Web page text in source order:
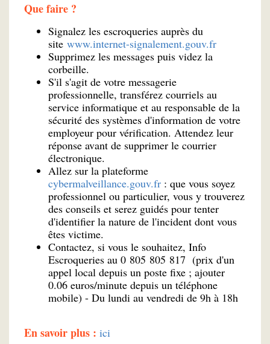
Que faire ?
Signalez les escroqueries auprès du
site www.internet-signalement.gouv.fr
Supprimez les messages puis videz la
corbeille.
S'il s'agit de votre messagerie
professionnelle, transférez courriels au
service informatique et au responsable de la
sécurité des systèmes d'information de votre
employeur pour vérification. Attendez leur
réponse avant de supprimer le courrier
électronique.
Allez sur la plateforme
cybermalveillance.gouv.fr : que vous soyez
professionnel ou particulier, vous y trouverez
des conseils et serez guidés pour tenter
d'identifier la nature de l'incident dont vous
êtes victime.
Contactez, si vous le souhaitez, Info
Escroqueries au 0 805 805 817 (prix d'un
appel local depuis un poste fixe ; ajouter
0.06 euros/minute depuis un téléphone
mobile) - Du lundi au vendredi de 9h à 18h
En savoir plus : ici